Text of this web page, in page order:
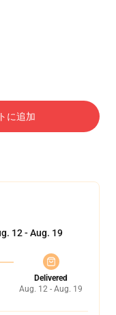
に追加
12 - Aug. 19
Delivered
Aug. 12 - Aug. 19